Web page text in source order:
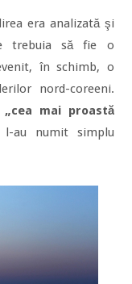
era analizată şi
trebuia să fie o
în schimb, o
nord-coreeni.
„cea mai proastă
au numit simplu